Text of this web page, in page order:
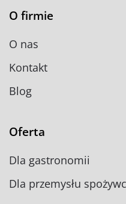
O firmie
O nas
Kontakt
Blog
Oferta
Dla gastronomii
Dla przemysłu